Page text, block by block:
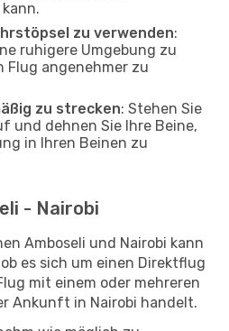
zu verwenden:
ruhigere Umgebung zu
Flug angenehmer zu
zu strecken: Stehen Sie
und dehnen Sie Ihre Beine,
in Ihren Beinen zu
- Nairobi
Amboseli und Nairobi kann
es sich um einen Direktflug
mit einem oder mehreren
Ankunft in Nairobi handelt.